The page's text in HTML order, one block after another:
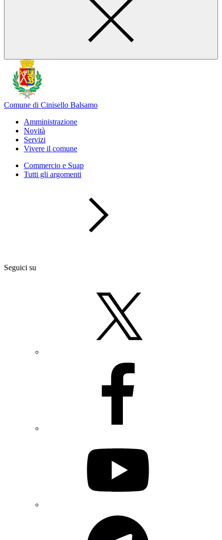
Comune di Cinisello Balsamo
Amministrazione
Novità
Servizi
Vivere il comune
Commercio e Suap
Tutti gli argomenti
Seguici su